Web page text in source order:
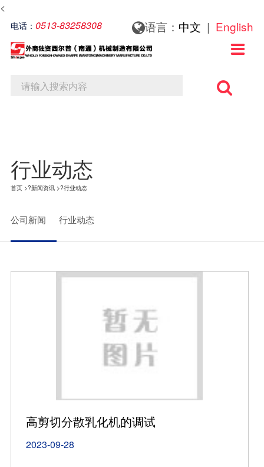
<
语言： 中文 | English
电话： 0513-83258308
关于我们
关于我们
新闻资讯
公司新闻
行业动态
联系我们
联系方式
在线留言

行业动态
首页 >?新闻资讯 >?行业动态
公司新闻 行业动态
高剪切分散乳化机的调试
2023-09-28